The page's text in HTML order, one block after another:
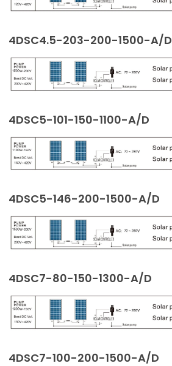
4DSC4.5-203-200-1500-A/D
4DSC5-101-150-1100-A/D
4DSC5-146-200-1500-A/D
4DSC7-80-150-1300-A/D
4DSC7-100-200-1500-A/D